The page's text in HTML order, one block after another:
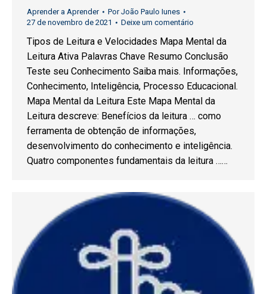
Aprender a Aprender PorJoão Paulo Iunes
27 de novembro de 2021
Deixe um comentário
Tipos de Leitura e Velocidades Mapa Mental da
Leitura Ativa Palavras Chave Resumo Conclusão
Teste seu Conhecimento Saiba mais. Informações,
Conhecimento, Inteligência, Processo Educacional.
Mapa Mental da Leitura Este Mapa Mental da
Leitura descreve: Benefícios da leitura … como
ferramenta de obtenção de informações,
desenvolvimento do conhecimento e inteligência.
Quatro componentes fundamentais da leitura ……